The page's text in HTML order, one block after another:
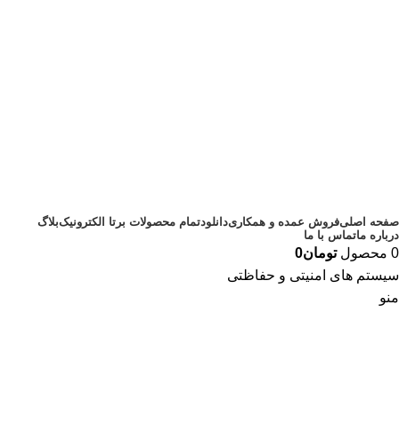
صفحه اصلیفروش عمده و همکاریدانلودتمام محصولات برتا الکترونیکبلاگ
درباره ماتماس با ما
0 محصول تومان0
سیستم های امنیتی و حفاظتی
منو